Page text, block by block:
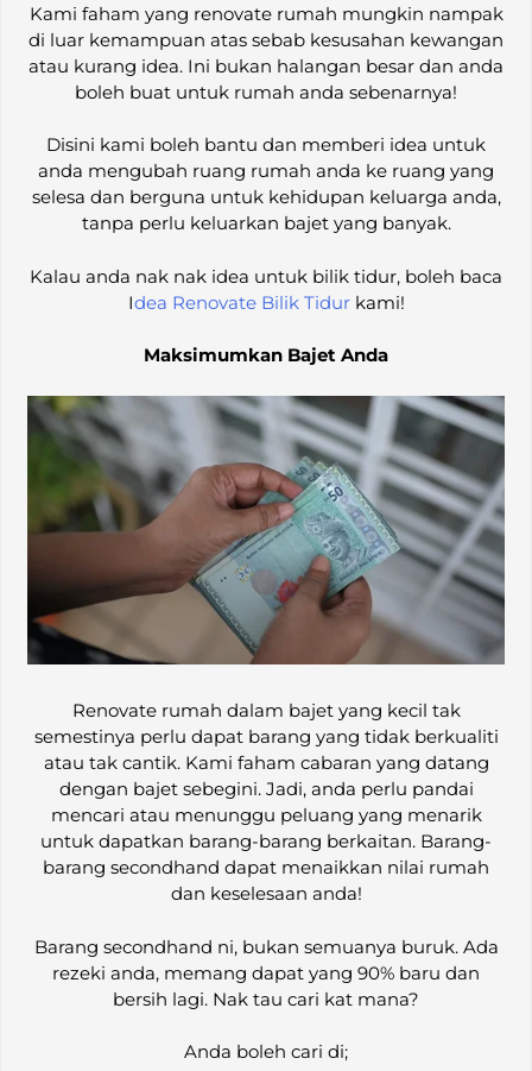
Kami faham yang renovate rumah mungkin nampak
di luar kemampuan atas sebab kesusahan kewangan
atau kurang idea. Ini bukan halangan besar dan anda
boleh buat untuk rumah anda sebenarnya!
Disini kami boleh bantu dan memberi idea untuk
anda mengubah ruang rumah anda ke ruang yang
selesa dan berguna untuk kehidupan keluarga anda,
tanpa perlu keluarkan bajet yang banyak.
Kalau anda nak nak idea untuk bilik tidur, boleh baca
Idea Renovate Bilik Tidurkami!
Maksimumkan Bajet Anda
Renovate rumah dalam bajet yang kecil tak
semestinya perlu dapat barang yang tidak berkualiti
atau tak cantik. Kami faham cabaran yang datang
dengan bajet sebegini. Jadi, anda perlu pandai
mencari atau menunggu peluang yang menarik
untuk dapatkan barang-barang berkaitan. Barang-
barang secondhand dapat menaikkan nilai rumah
dan keselesaan anda!
Barang secondhand ni, bukan semuanya buruk. Ada
rezeki anda, memang dapat yang 90% baru dan
bersih lagi. Nak tau cari kat mana?
Anda boleh cari di;